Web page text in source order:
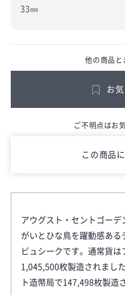
33㎜
他の商品と
お
ご不明点はお
この商品
アウグスト・セントゴー
がいとひな鳥を躍動感ある
ビュシークです。通常貨
1,045,500枚製造されまし
ト造幣局で147,498枚製造